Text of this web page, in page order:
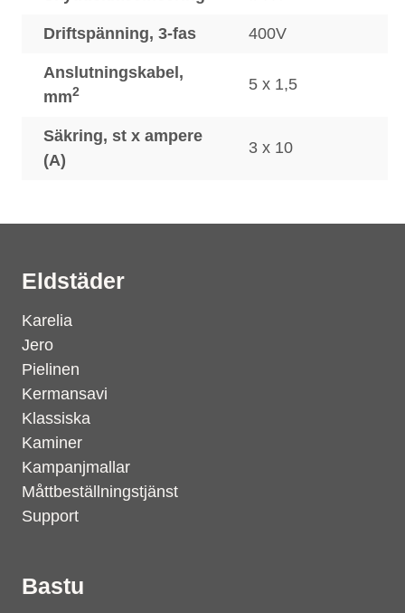
Driftspänning, 3-fas 400V
Anslutningskabel,
mm2 5 x 1,5
Säkring, st x ampere
(A)
3 x 10
Eldstäder
Karelia
Jero
Pielinen
Kermansavi
Klassiska
Kaminer
Kampanjmallar
Måttbeställningstjänst
Support
Bastu